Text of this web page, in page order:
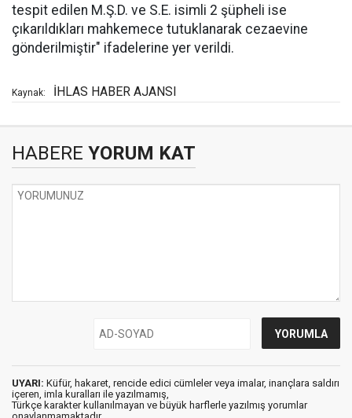
tespit edilen M.Ş.D. ve S.E. isimli 2 şüpheli ise
çıkarıldıkları mahkemece tutuklanarak cezaevine
gönderilmiştir" ifadelerine yer verildi.
Kaynak: İHLAS HABER AJANSI
HABERE YORUM KAT
UYARI: Küfür, hakaret, rencide edici cümleler veya imalar, inançlara saldırı
içeren, imla kuralları ile yazılmamış,
Türkçe karakter kullanılmayan ve büyük harflerle yazılmış yorumlar